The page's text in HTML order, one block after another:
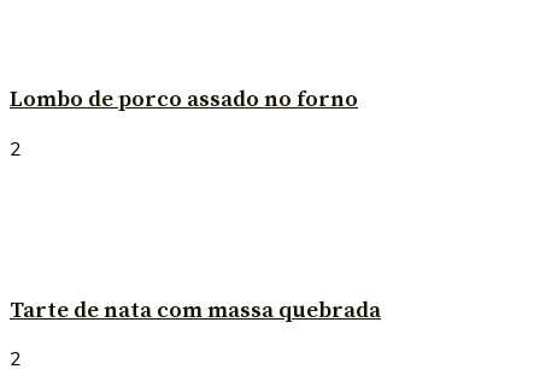
Lombo de porco assado no forno
2
Tarte de nata com massa quebrada
2